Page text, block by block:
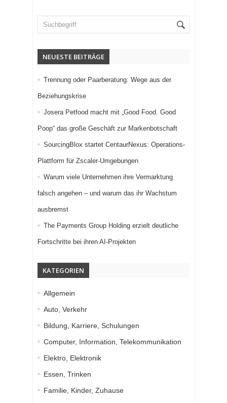
NEUESTE BEITRÄGE
Trennung oder Paarberatung: Wege aus der
Beziehungskrise
Josera Petfood macht mit „Good Food. Good
Poop“ das große Geschäft zur Markenbotschaft
SourcingBlox startet CentaurNexus: Operations-
Plattform für Zscaler-Umgebungen
Warum viele Unternehmen ihre Vermarktung
falsch angehen – und warum das ihr Wachstum
ausbremst
The Payments Group Holding erzielt deutliche
Fortschritte bei ihren AI-Projekten
KATEGORIEN
Allgemein
Auto, Verkehr
Bildung, Karriere, Schulungen
Computer, Information, Telekommunikation
Elektro, Elektronik
Essen, Trinken
Familie, Kinder, Zuhause